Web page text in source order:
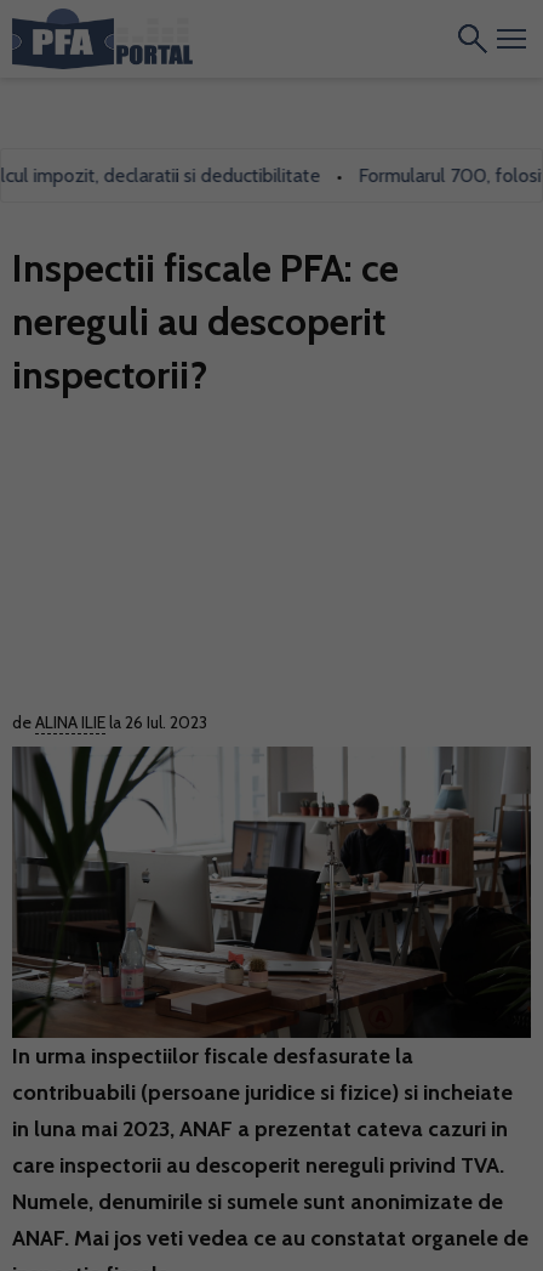
declaratii si deductibilitate • Formularul 700, folosit
Inspectii fiscale PFA: ce
nereguli au descoperit
inspectorii?
deALINA ILIE la 26 Iul. 2023
In urma inspectiilor fiscale desfasurate la
contribuabili (persoane juridice si fizice) si incheiate
in luna mai 2023, ANAF a prezentat cateva cazuri in
care inspectorii au descoperit nereguli privind TVA.
Numele, denumirile si sumele sunt anonimizate de
ANAF. Mai jos veti vedea ce au constatat organele de